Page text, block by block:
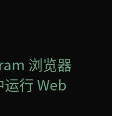
浏览器
行 Web